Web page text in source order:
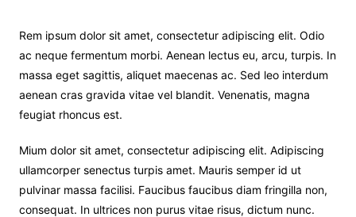
Rem ipsum dolor sit amet, consectetur adipiscing elit. Odio
ac neque fermentum morbi. Aenean lectus eu, arcu, turpis. In
massa eget sagittis, aliquet maecenas ac. Sed leo interdum
aenean cras gravida vitae vel blandit. Venenatis, magna
feugiat rhoncus est.
Mium dolor sit amet, consectetur adipiscing elit. Adipiscing
ullamcorper senectus turpis amet. Mauris semper id ut
pulvinar massa facilisi. Faucibus faucibus diam fringilla non,
consequat. In ultrices non purus vitae risus, dictum nunc.